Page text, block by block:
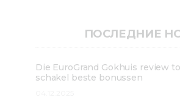
ПОСЛЕДНИЕ
Die EuroGrand Gokhuis review
schakel beste bonussen